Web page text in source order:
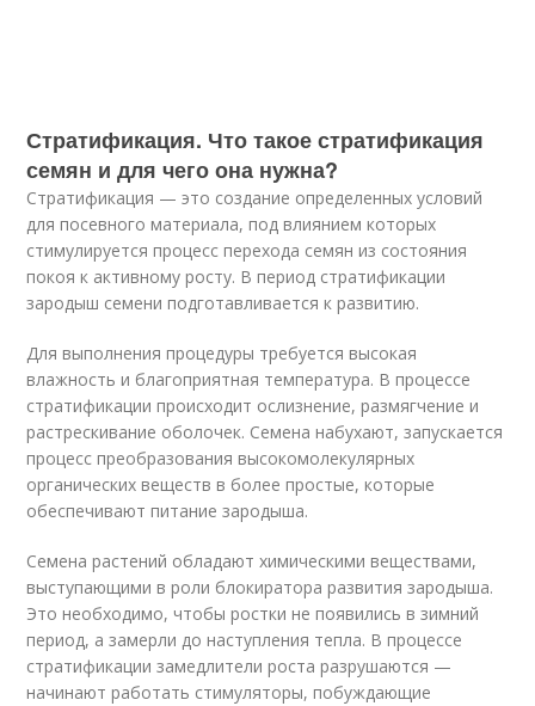
Стратификация. Что такое стратификация
семян и для чего она нужна?
Стратификация — это создание определенных условий
для посевного материала, под влиянием которых
стимулируется процесс перехода семян из состояния
покоя к активному росту. В период стратификации
зародыш семени подготавливается к развитию.
Для выполнения процедуры требуется высокая
влажность и благоприятная температура. В процессе
стратификации происходит ослизнение, размягчение и
растрескивание оболочек. Семена набухают, запускается
процесс преобразования высокомолекулярных
органических веществ в более простые, которые
обеспечивают питание зародыша.
Семена растений обладают химическими веществами,
выступающими в роли блокиратора развития зародыша.
Это необходимо, чтобы ростки не появились в зимний
период, а замерли до наступления тепла. В процессе
стратификации замедлители роста разрушаются —
начинают работать стимуляторы, побуждающие